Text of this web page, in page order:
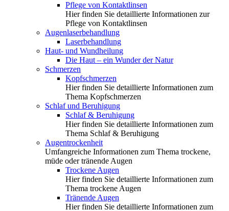
Pflege von Kontaktlinsen
Hier finden Sie detaillierte Informationen zur
Pflege von Kontaktlinsen
Augenlaserbehandlung
Laserbehandlung
Haut- und Wundheilung
Die Haut – ein Wunder der Natur
Schmerzen
Kopfschmerzen
Hier finden Sie detaillierte Informationen zum
Thema Kopfschmerzen
Schlaf und Beruhigung
Schlaf & Beruhigung
Hier finden Sie detaillierte Informationen zum
Thema Schlaf & Beruhigung
Augentrockenheit
Umfangreiche Informationen zum Thema trockene,
müde oder tränende Augen
Trockene Augen
Hier finden Sie detaillierte Informationen zum
Thema trockene Augen
Tränende Augen
Hier finden Sie detaillierte Informationen zum